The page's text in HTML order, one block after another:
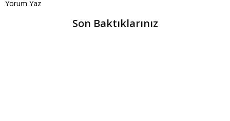
Yorum Yaz
Son Baktıklarınız